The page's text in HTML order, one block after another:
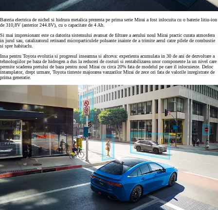
Bateria electrica de nichel si hidrura metalica prezenta pe prima serie Mirai a fost inlocuita cu o baterie litiu-ion
de 310,8V (anterior 244.8V), cu o capacitate de 4 Ah.
Si mai impresionant este ca datorita sistemului avansat de filtrare a aerului noul Mirai practic curata atmosfera
in jurul sau, catalizatorul retinand microparticulele poluante inainte de a trimite aerul catre pilele de combustie
si spre habitaclu.
Insa pentru Toyota evolutia si progresul inseamna si altceva: experienta acumulata in 30 de ani de dezvoltare a
tehnologiilor pe baza de hidrogen a dus la reduceri de costuri si rentabilizarea unor componente la un nivel care
permite scaderea pretului de baza pentru noul Mirai cu circa 20% fata de modelul pe care il inlocuieste. Deloc
intamplator, drept urmare, Toyota tinteste majorarea vanzarilor Mirai de zece ori fata de valorile inregistrate de
prima generatie.